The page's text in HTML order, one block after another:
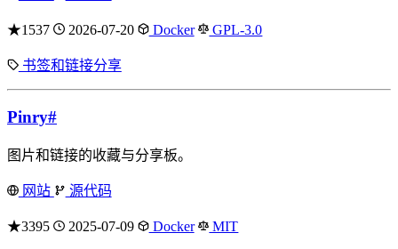
★1537 2026-07-20 Docker GPL-3.0
书签和链接分享
Pinry#
图片和链接的收藏与分享板。
网站 源代码
★3395 2025-07-09 Docker MIT